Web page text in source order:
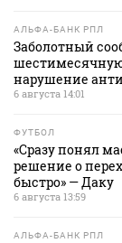
АЛЬФА-БАНК РПЛ
Заболотный
нарушение
6 августа 14:01
ФУТБОЛ
«Сразу понял
решение о
быстро» — Даку
6 августа 13:59
АЛЬФА-БАНК РПЛ